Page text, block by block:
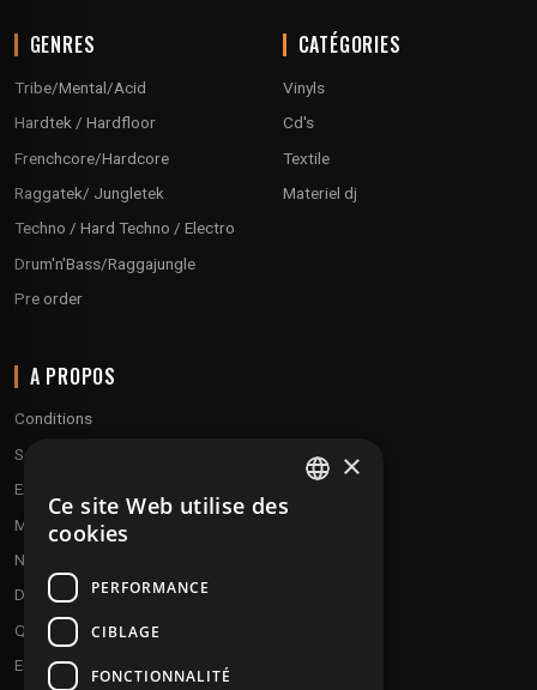
GENRES
Tribe/Mental/Acid
Hardtek / Hardfloor
Frenchcore/Hardcore
Raggatek/ Jungletek
Techno / Hard Techno / Electro
Drum'n'Bass/Raggajungle
Pre order
CATÉGORIES
Vinyls
Cd's
Textile
Materiel dj
A PROPOS
Conditions
Service client
Expédition & retours
Modes de paiement
Notre programme de fidélité
Disques cadeaux
Qui sommes-nous ?
Envoyez vos démos
×
Ce site Web utilise des
cookies
PERFORMANCE
CIBLAGE
FONCTIONNALITÉ